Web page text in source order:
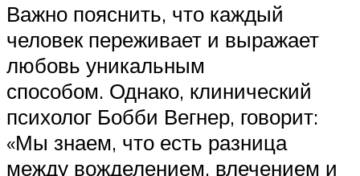
Важно пояснить, что каждый
человек переживает и выражает
любовь уникальным
способом. Однако, клинический
психолог Бобби Вегнер, говорит:
«Мы знаем, что есть разница
между вожделением, влечением и